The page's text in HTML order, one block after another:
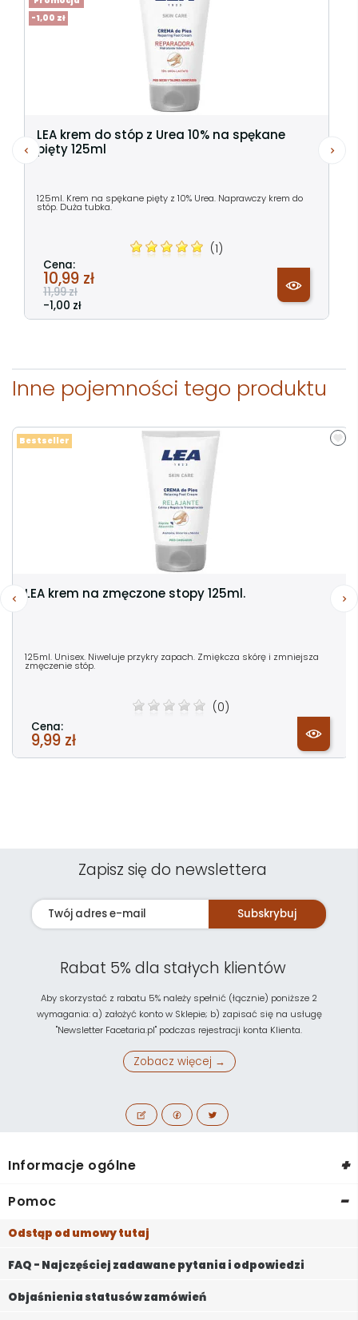
LEA krem do stóp z Urea 10% na spękane
pięty 125ml
125ml. Krem na spękane pięty z 10% Urea. Naprawczy krem do
stóp. Duża tubka.
(1)
Cena:
10,99 zł
11,99 zł
-1,00 zł
-1,00 zł
Inne pojemności tego produktu
LEA krem na zmęczone stopy 125ml.
125ml. Unisex. Niweluje przykry zapach. Zmiękcza skórę i zmniejsza
zmęczenie stóp.
(0)
Cena:
9,99 zł
Bestseller
Zapisz się do newslettera
Subskrybuj
Rabat 5% dla stałych klientów
Aby skorzystać z rabatu 5% należy spełnić (łącznie) poniższe 2
wymagania: a) założyć konto w Sklepie; b) zapisać się na usługę
"Newsletter Facetaria.pl" podczas rejestracji konta Klienta.
Zobacz więcej →
Informacje ogólne +
Pomoc -
Odstąp od umowy tutaj
FAQ - Najczęściej zadawane pytania i odpowiedzi
Objaśnienia statusów zamówień